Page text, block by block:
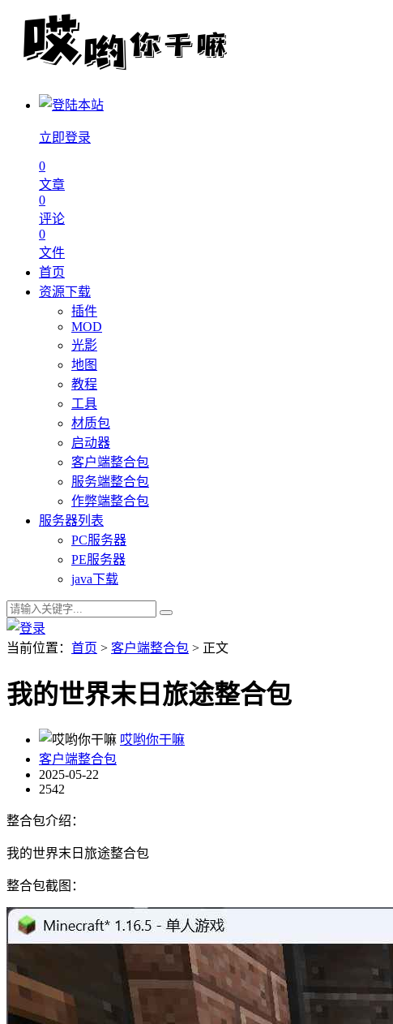
立即登录
0
文章
0
评论
0
文件
首页
资源下载
插件
MOD
光影
地图
教程
工具
材质包
启动器
客户端整合包
服务端整合包
作弊端整合包
服务器列表
PC服务器
PE服务器
java下载
当前位置： 首页 > 客户端整合包 > 正文
我的世界末日旅途整合包
哎哟你干嘛
客户端整合包
2025-05-22
2542
整合包介绍：
我的世界末日旅途整合包
整合包截图：